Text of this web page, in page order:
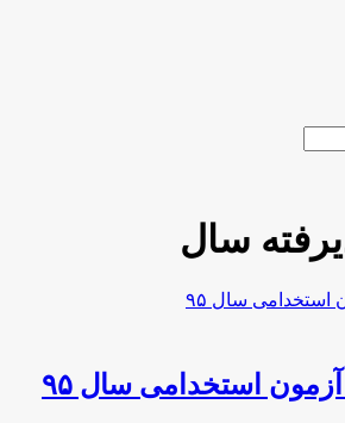
سال
استخدامی سال ۹۵